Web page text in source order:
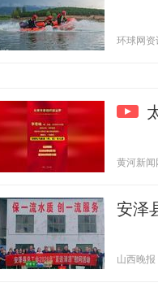
环球网
黄河新
安泽
山西晚